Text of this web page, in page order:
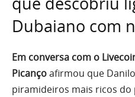
Dubaiano com
Em conversa com o
Picançoafirmou que
piramideiros mais ricos do